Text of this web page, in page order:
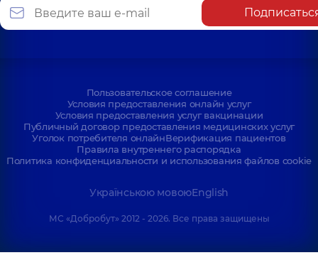
Пользовательское соглашение
Условия предоставления онлайн услуг
Условия предоставления услуг вакцинации
Публичный договор предоставления медицинских услуг
Уголок потребителя онлайнВерификация пациентов
Правила внутреннего распорядка
Политика конфиденциальности и использования файлов cookie
Українською мовоюEnglish
МС «Добробут» 2012 - 2026. Все права защищены